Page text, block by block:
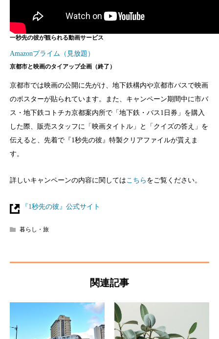
一秒先の彼が観られる動画サービス
Amazonプライム（見放題）
京都市と映画のタイアップ企画（終了）
京都市では映画の公開に先がけ、地下鉄構内や京都市バスで映画
のポスターが貼られています。また、キャンペーン期間中に市バ
ス・地下鉄コトチカ京都案内所で「地下鉄・バス1日券」を購入
した際、販売スタッフに「映画タイトル」と「クイズの答え」を
伝えると、先着で『1秒先の彼』特製クリアファイルが貰えま
す。
詳しいキャンペーンの内容に関してはこちら をご覧ください。
『1秒先の彼』公式サイト
暮らし・旅
関連記事